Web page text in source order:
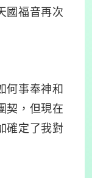
國福音再次
何事奉神和
契，但現在
確定了我對